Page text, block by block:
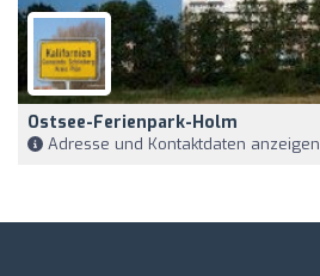
Ostsee-Ferienpark-Holm
Adresse und Kontaktdaten anzeigen